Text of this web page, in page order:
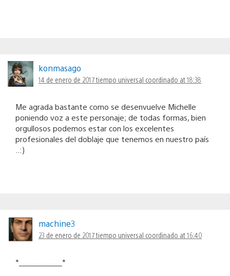
konmasago
14 de enero de 2017 tiempo universal coordinado at 18:38
Me agrada bastante como se desenvuelve Michelle
poniendo voz a este personaje; de todas formas, bien
orgullosos podemos estar con los excelentes
profesionales del doblaje que tenemos en nuestro país
..:)
machine3
23 de enero de 2017 tiempo universal coordinado at 16:40
*____________*